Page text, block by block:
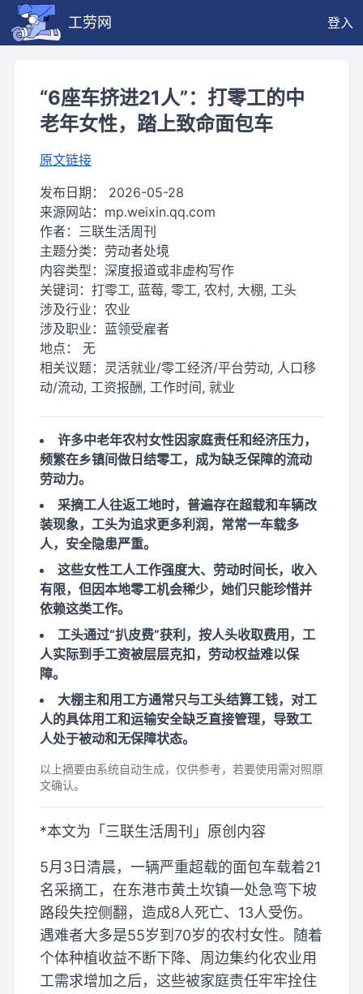
工劳网 登入
“6座车挤进21人”：打零工的中
老年女性，踏上致命面包车
原文链接
发布日期： 2026-05-28
来源网站： mp.weixin.qq.com
作者： 三联生活周刊
主题分类： 劳动者处境
内容类型： 深度报道或非虚构写作
关键词： 打零工, 蓝莓, 零工, 农村, 大棚, 工头
涉及行业： 农业
涉及职业： 蓝领受雇者
地点： 无
相关议题： 灵活就业/零工经济/平台劳动, 人口移
动/流动, 工资报酬, 工作时间, 就业
许多中老年农村女性因家庭责任和经济压力，
频繁在乡镇间做日结零工，成为缺乏保障的流动
劳动力。
采摘工人往返工地时，普遍存在超载和车辆改
装现象，工头为追求更多利润，常常一车载多
人，安全隐患严重。
这些女性工人工作强度大、劳动时间长，收入
有限，但因本地零工机会稀少，她们只能珍惜并
依赖这类工作。
工头通过“扒皮费”获利，按人头收取费用，工
人实际到手工资被层层克扣，劳动权益难以保
障。
大棚主和用工方通常只与工头结算工钱，对工
人的具体用工和运输安全缺乏直接管理，导致工
人处于被动和无保障状态。
以上摘要由系统自动生成，仅供参考，若要使用需对照原
文确认。
*本文为「三联生活周刊」原创内容
5月3日清晨，一辆严重超载的面包车载着21
名采摘工，在东港市黄土坎镇一处急弯下坡
路段失控侧翻，造成8人死亡、13人受伤。
遇难者大多是55岁到70岁的农村女性。随着
个体种植收益不断下降、周边集约化农业用
工需求增加之后，这些被家庭责任牢牢拴住